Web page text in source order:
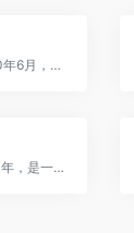
鸿星尔克创立于2000年6月，总部位于国际花园城市厦门，目前已发展为集研发、生产、销售为一体、员工近3万人的大型服饰企业。
特步品牌创立于2001年，是一家专业从事运动鞋、服装及配饰的设计、研发、制造、营销的多品牌、国际化体育用品企业。